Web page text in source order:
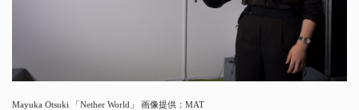
Mayuka Otsuki 「Nether World」 画像提供：MAT
作品について説明するMayuka Otsuki 氏